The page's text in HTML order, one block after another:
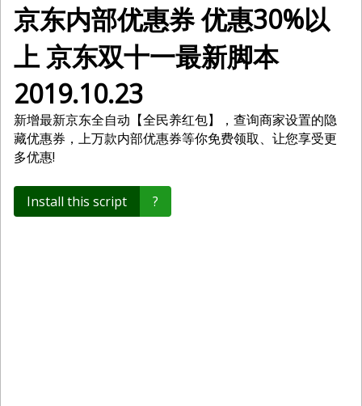
京东内部优惠券 优惠30%以
上 京东双十一最新脚本
2019.10.23
新增最新京东全自动【全民养红包】，查询商家设置的隐
藏优惠券，上万款内部优惠券等你免费领取、让您享受更
多优惠!
Install this script ?